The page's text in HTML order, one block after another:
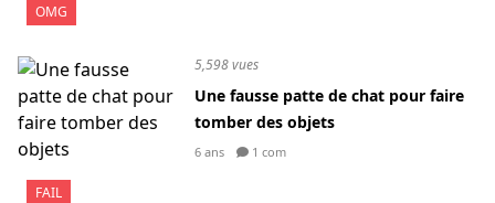
OMG
FAIL
5,598 vues
Une fausse patte de chat pour faire
tomber des objets
6 ans 1 com